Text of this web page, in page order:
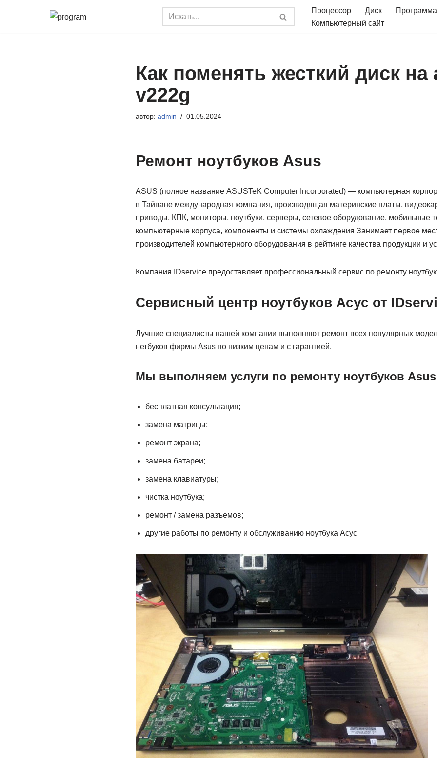
Процессор Диск Программа
Компьютерный сайт
Как поменять жесткий диск на
v222g
автор: admin 01.05.2024
Ремонт ноутбуков Asus
ASUS (полное название ASUSTeK Computer Incorporated) — компьютерная
в Тайване международная компания, производящая материнские платы,
приводы, КПК, мониторы, ноутбуки, серверы, сетевое оборудование, мобильные
компьютерные корпуса, компоненты и системы охлаждения Занимает первое
производителей компьютерного оборудования в рейтинге качества продукции и
Компания IDservice предоставляет профессиональный сервис по ремонту
Сервисный центр ноутбуков Aсус от
Лучшие специалисты нашей компании выполняют ремонт всех популярных
нетбуков фирмы Asus по низким ценам и с гарантией.
Мы выполняем услуги по ремонту ноутбуков
бесплатная консультация;
замена матрицы;
ремонт экрана;
замена батареи;
замена клавиатуры;
чистка ноутбука;
ремонт / замена разъемов;
другие работы по ремонту и обслуживанию ноутбука Aсус.